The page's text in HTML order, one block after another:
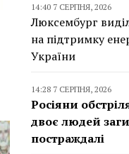
14:40 7 СЕРПНЯ, 2026
Люксембург
на підтримку
України
14:28 7 СЕРПНЯ, 2026
Росіяни
двоє людей
постраждалі